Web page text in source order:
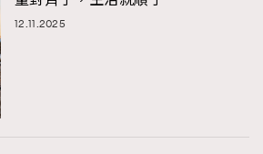
12.11.2025